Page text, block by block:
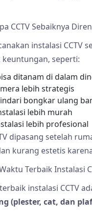
CCTV Sebaiknya
instalasi CCTV
keuntungan, seperti:
ditanam di dalam
lebih strategis
bongkar ulang
lebih murah
lebih profesional
dipasang setelah
kurang estetis
Terbaik Instalasi
instalasi CCTV
(plester, cat, dan